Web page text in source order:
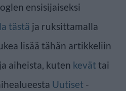
ensisijaiseksi
tästä ja ruksittamalla
lisää tähän artikkeliin
aiheista, kuten kevättai
Uutiset -